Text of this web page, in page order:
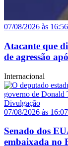
07/08/2026 às 16:56
Atacante que
de agressão
Internacional
07/08/2026 às 16:07
Senado dos
embaixada no